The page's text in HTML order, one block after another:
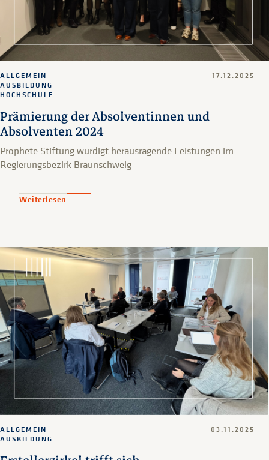
Prämierung der Absolventinnen und
Absolventen 2024
ALLGEMEIN
AUSBILDUNG
HOCHSCHULE
17.12.2025
Prophete Stiftung würdigt herausragende Leistungen im
Regierungsbezirk Braunschweig
Weiterlesen
ALLGEMEIN
AUSBILDUNG
03.11.2025